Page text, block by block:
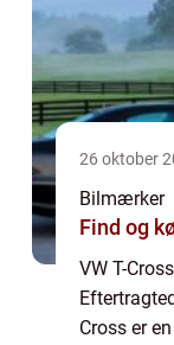
26 oktober
Bilmærker
Find og
VW T-
Cross er